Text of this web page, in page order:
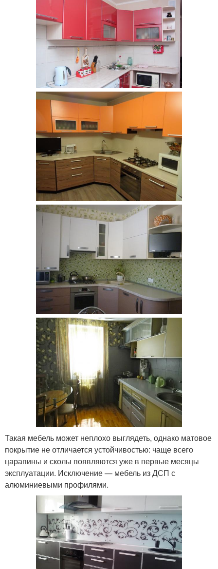
Такая мебель может неплохо выглядеть, однако матовое
покрытие не отличается устойчивостью: чаще всего
царапины и сколы появляются уже в первые месяцы
эксплуатации. Исключение — мебель из ДСП с
алюминиевыми профилями.